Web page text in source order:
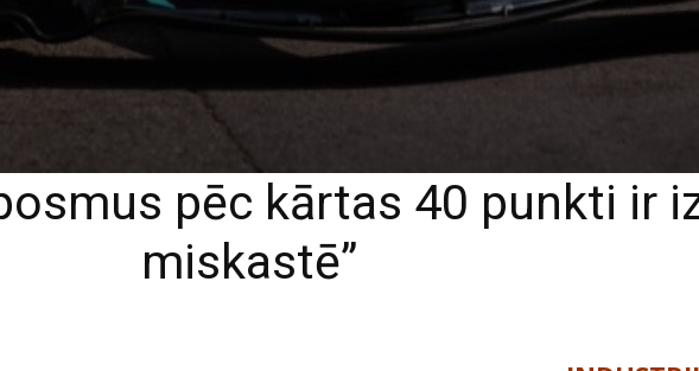
pēc kārtas 40 punkti ir
miskastē”